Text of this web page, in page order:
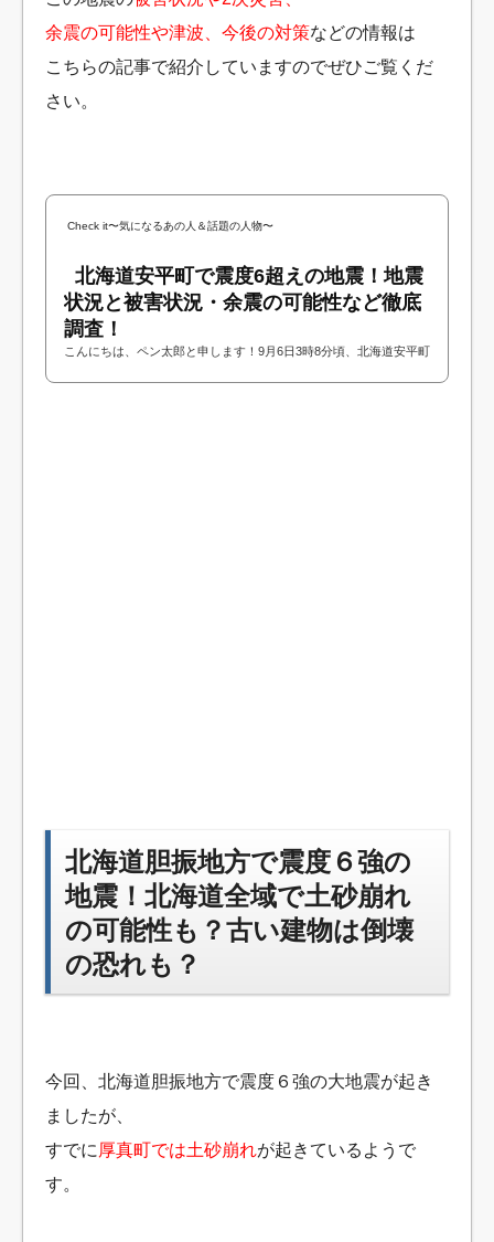
余震の可能性や津波、今後の対策などの情報は
こちらの記事で紹介していますのでぜひご覧くだ
さい。
Check it〜気になるあの人＆話題の人物〜
北海道安平町で震度6超えの地震！地震
状況と被害状況・余震の可能性など徹底
調査！
こんにちは、ペン太郎と申します！9月6日3時8分頃、北海道安平町
北海道胆振地方で震度６強の
地震！北海道全域で土砂崩れ
の可能性も？古い建物は倒壊
の恐れも？
今回、北海道胆振地方で震度６強の大地震が起き
ましたが、
すでに 厚真町では土砂崩れが起きているようで
す。